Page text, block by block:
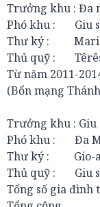
Trưởng khu : Đa
Phó khu : Giu
Thư ký : Maria
Thủ quỹ :
Từ năm 2011-
(Bổn mạng
Trưởng khu : Giu
Phó khu : Đa
Thư ký : Gio-
Thủ quỹ : Giu
Tổng số gia đình